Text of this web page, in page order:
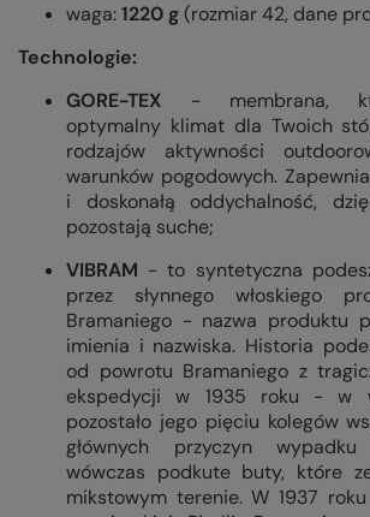
waga:1220 g(rozmiar 42, dane
Technologie:
GORE-TEX
- membrana,
optymalny klimat dla Twoich
rodzajów aktywności
warunków pogodowych.
i doskonałą oddychalność,
pozostają suche;
VIBRAM - to syntetyczna
przez słynnego włoskiego
Bramaniego - nazwa produktu
imienia i nazwiska. Historia
od powrotu Bramaniego z
ekspedycji w 1935 roku - w
pozostało jego pięciu kolegów
głównych przyczyn
wówczas podkute buty, które
mikstowym terenie. W 1937